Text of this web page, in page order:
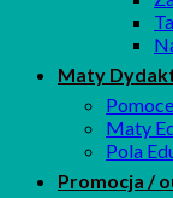
Maty
Pomoce
Maty
Pola
Promocja /